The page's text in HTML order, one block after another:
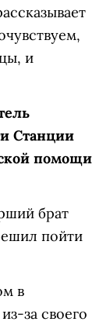
и
Станции
помощи
брат
пойти
в
за своего